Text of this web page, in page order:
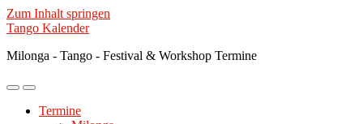
Zum Inhalt springen
Tango Kalender
Milonga - Tango - Festival & Workshop Termine
Mobile-
ein-/ausblenden
Suchfeld
ein-/ausblenden
Termine